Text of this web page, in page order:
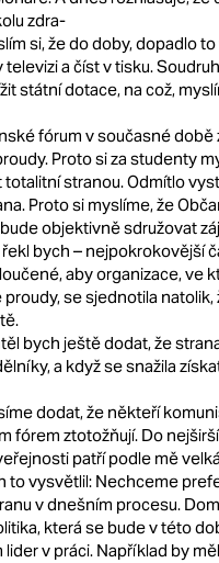
zdra-
si, že do doby, dopadlo
televizi a číst v tisku.
státní dotace, na což,
fórum v současné době
Proto si za studenty
totalitní stranou. Odmítlo
Proto si myslíme, že
objektivně sdružovat
bych – nejpokrokovější
aby organizace, ve
se sjednotila natolik,
bych ještě dodat, že
a když se snažila
dodat, že někteří
fórem ztotožňují. Do
patří podle mě
to vysvětlil: Nechceme
v dnešním procesu.
která se bude v této
lider v práci. Například by